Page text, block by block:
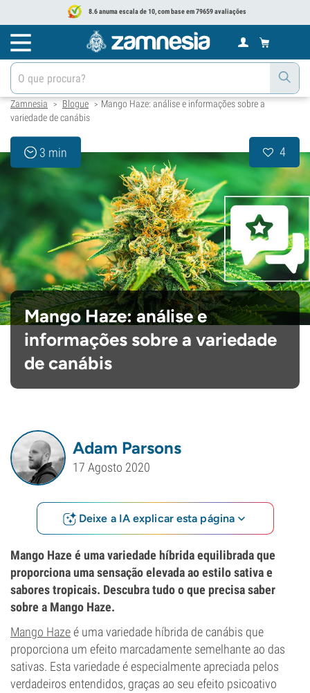
8.6 anuma escala de 10, com base em 79659 avaliações
Zamnesia > Blogue > Mango Haze: análise e informações sobre a
variedade de canábis
3 min 4
Mango Haze: análise e
informações sobre a variedade
de canábis
Adam Parsons
17 Agosto 2020
Deixe a IA explicar esta página
Mango Haze é uma variedade híbrida equilibrada que
proporciona uma sensação elevada ao estilo sativa e
sabores tropicais. Descubra tudo o que precisa saber
sobre a Mango Haze.
Mango Hazeé uma variedade híbrida de canábis que
proporciona um efeito marcadamente semelhante ao das
sativas. Esta variedade é especialmente apreciada pelos
verdadeiros entendidos, graças ao seu efeito psicoativo